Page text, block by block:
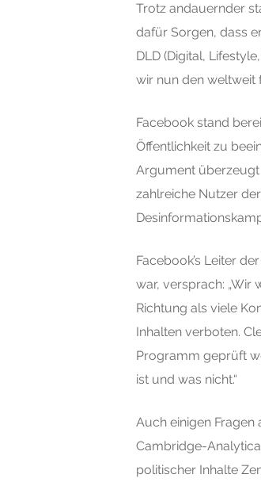
Trotz andauernder
dafür Sorgen, dass
DLD (Digital,
wir nun den weltweit
Facebook stand
Öffentlichkeit zu
Argument überzeugt
zahlreiche Nutzer
Facebook’s Leiter
war, versprach: „Wir
Richtung als viele
Inhalten verboten.
Programm geprüft
ist und was nicht.“
Auch einigen Fragen
Cambridge-
politischer Inhalte